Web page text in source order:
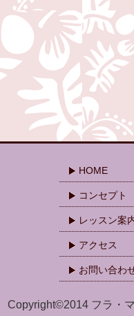
HOME
コンセプト
レッスン案
アクセス
お問い合わ
Copyright©2014 フラ・